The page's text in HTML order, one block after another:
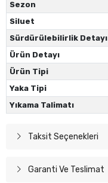
Sezon
Siluet
Sürdürülebilirlik Detayı
Ürün Detayı
Ürün Tipi
Yaka Tipi
Yıkama Talimatı
Taksit Seçenekleri
Garanti Ve Teslimat